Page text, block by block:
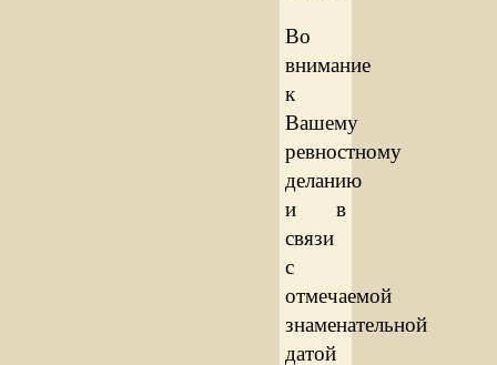
Во
внимание
к
Вашему
ревностному
деланию
и в
связи
с
отмечаемой
знаменательной
датой